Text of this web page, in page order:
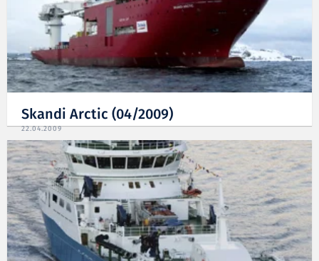
Skandi Arctic (04/2009)
22.04.2009